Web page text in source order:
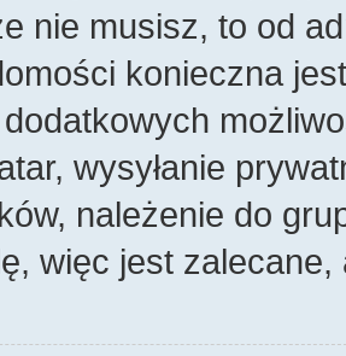
nie musisz, to od
konieczna
wysyłanie
należenie do
więc jest zalecane,